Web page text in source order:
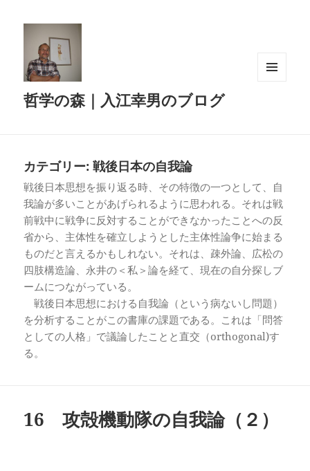
哲学の森｜入江幸男のブログ
カテゴリー:戦後日本の自我論
戦後日本思想を振り返る時、その特徴の一つとして、自
我論が多いことがあげられるように思われる。それは戦
前戦中に戦争に反対することができなかったことへの反
省から、主体性を確立しようとした主体性論争に始まる
ものだと言えるかもしれない。それは、疎外論、広松の
四肢構造論、永井の＜私＞論を経て、現在の自分探しブ
ームにつながっている。
戦後日本思想における自我論（という病ないし問題）
を分析することがこの書庫の課題である。これは「問答
としての人格」で議論したことと直交（orthogonal)す
る。
16 攻殻機動隊の自我論（２）